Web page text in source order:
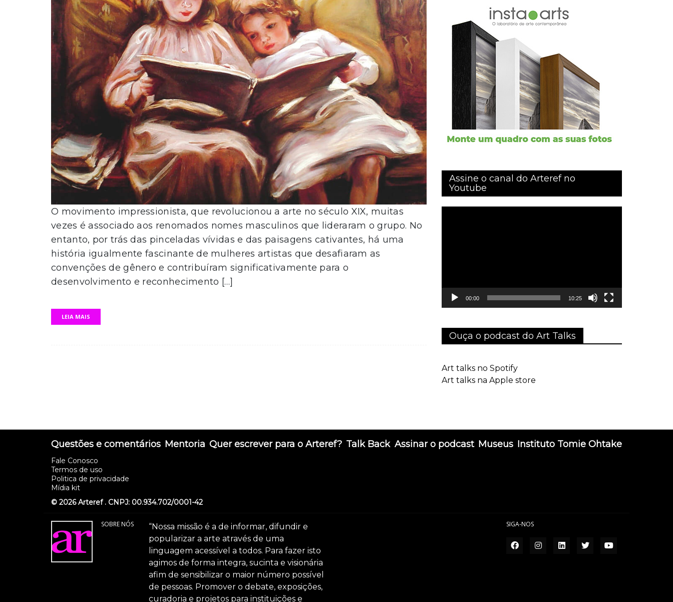
O movimento impressionista, que revolucionou a arte no século XIX, muitas
vezes é associado aos renomados nomes masculinos que lideraram o grupo. No
entanto, por trás das pinceladas vívidas e das paisagens cativantes, há uma
história igualmente fascinante de mulheres artistas que desafiaram as
convenções de gênero e contribuíram significativamente para o
desenvolvimento e reconhecimento […]
LEIA MAIS
Assine o canal do Arteref no
Youtube
00:00 10:25
Ouça o podcast do Art Talks
Art talks no Spotify
Art talks na Apple store
Questões e comentários
Fale Conosco
Termos de uso
Politica de privacidade
Mídia kit
Mentoria Quer escrever para o Arteref? Talk Back Assinar o podcast Museus Instituto Tomie Ohtake
© 2026 Arteref . CNPJ: 00.934.702/0001-42
SOBRE NÓS
“Nossa missão é a de informar, difundir e
popularizar a arte através de uma
linguagem acessível a todos. Para fazer isto
agimos de forma integra, sucinta e visionária
afim de sensibilizar o maior número possível
de pessoas. Promover o debate, exposições,
curadoria e projetos para instituições e
SIGA-NOS